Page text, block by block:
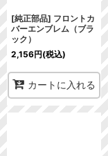
[純正部品] フロントカ
バーエンブレム（ブラ
ック）
2,156円(税込)
カートに入れる